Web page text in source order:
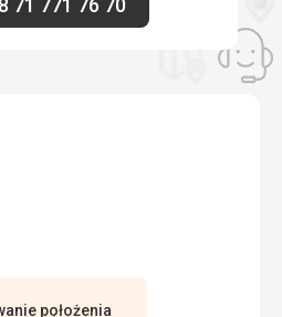
71 771 76 70
położenia